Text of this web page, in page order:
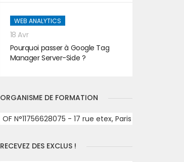
WEB ANALYTICS
18 Avr
Pourquoi passer à Google Tag
Manager Server-Side ?
ORGANISME DE FORMATION
OF N°11756628075 - 17 rue etex, Paris
RECEVEZ DES EXCLUS !